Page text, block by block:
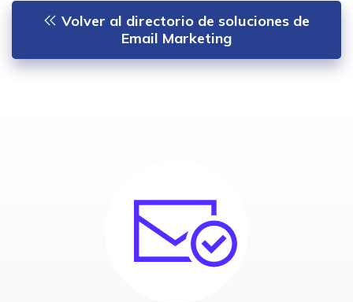
Volver al directorio de soluciones de
Email Marketing